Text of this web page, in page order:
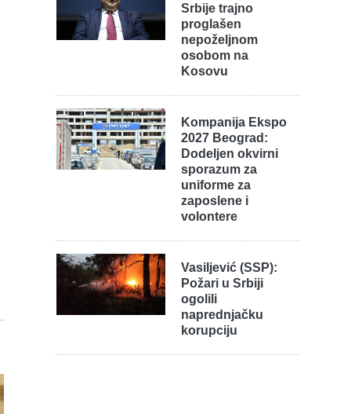
Srbije trajno
proglašen
nepoželjnom
osobom na
Kosovu
Kompanija Ekspo
2027 Beograd:
Dodeljen okvirni
sporazum za
uniforme za
zaposlene i
volontere
Vasiljević (SSP):
Požari u Srbiji
ogolili
naprednjačku
korupciju